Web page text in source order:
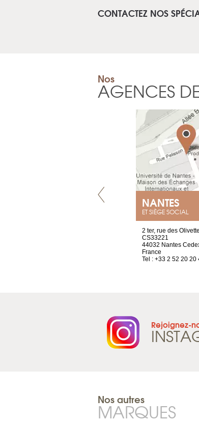
CONTACTEZ NOS
Nos
AGENCES
NANTES
ET SIÈGE SOCIAL
2 ter, rue des
CS33221
44032 Nantes
France
Tel : +33 2 52 20 20
Rejoignez-
Nos autres
MARQUES